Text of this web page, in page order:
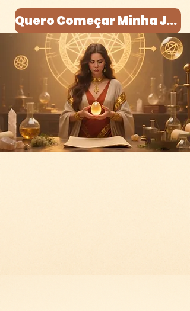
Quero Começar Minha Jornada